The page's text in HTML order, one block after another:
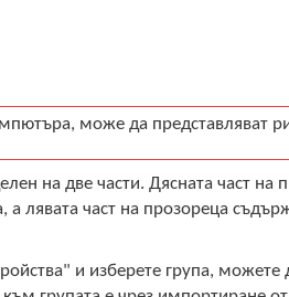
може да представляват
на две части. Дясната част на
лявата част на прозореца
и изберете група,